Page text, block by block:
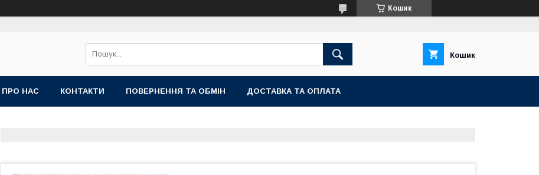
Кошик
Кошик
ПРО НАС КОНТАКТИ ПОВЕРНЕННЯ ТА ОБМІН ДОСТАВКА ТА ОПЛАТА